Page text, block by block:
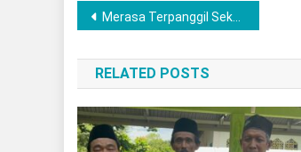
Post
navigation
Merasa Terpanggil Sekaligus Peduli Sesama, Polres Musi Rawas Salurkan Bantuan Sembako Ringankan Beban Korban Kebakaran
RELATED POSTS